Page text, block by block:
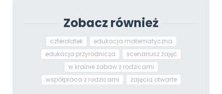
Zobacz również
czterolatek
edukacja matematyczna
edukacja przyrodnicza
scenariusz zajęć
w krainie zabaw z rodzicami
współpraca z rodzicami
zajęcia otwarte